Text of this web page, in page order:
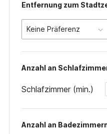
Entfernung zum
Keine Präferenz
Anzahl an
Schlafzimmer (min.)
Anzahl an